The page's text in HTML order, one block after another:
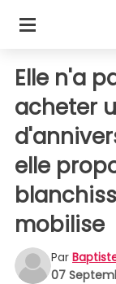
Elle n'a
acheter
elle
mobilise
Par
07